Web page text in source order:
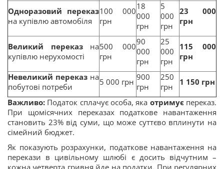
Одноразовий переказ
на купівлю автомобіля
100 000
грн
18
000
грн
5
000
грн
23 000
грн
Великий переказна
купівлю нерухомості
500 000
грн
90
000
грн
25
000
грн
115 000
грн
Невеликий переказ на
побутові потреби
5 000 грн 900
грн
250
грн
1 150 грн
Важливо: Податок сплачує особа, яка отримуєпереказ.
При щомісячних переказах податкове навантаження
становить 23% від суми, що може суттєво вплинути на
сімейний бюджет.
Як показують розрахунки, податкове навантаження на
перекази в цивільному шлюбі є досить відчутним –
кожна четверта гривня йде на податки. При регулярних